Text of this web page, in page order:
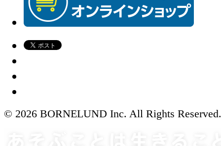
© 2026 BORNELUND Inc. All Rights Reserved.